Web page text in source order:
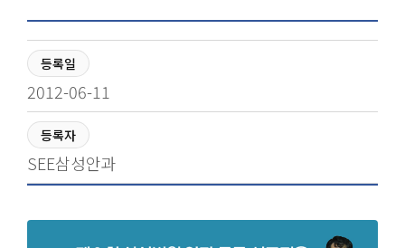
등록일
2012-06-11
등록자
SEE삼성안과